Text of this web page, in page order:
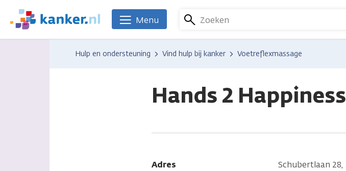
naar
We
zijn
Zoeken
Menu
Hulp en ondersteuning Vind hulp bij kanker Voetreflexmassage
Hands 2 Happiness
Adres
Schubertlaan 28,